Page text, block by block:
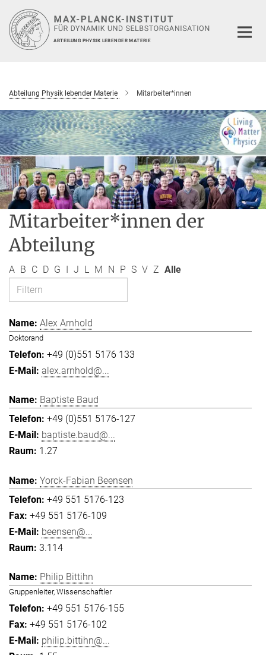
Hauptinhalt
ABTEILUNG PHYSIK LEBENDER MATERIE
Abteilung Physik lebender Materie Mitarbeiter*innen
Mitarbeiter*innen der
Abteilung
A B C D G I J L M N P S V Z Alle
Alex Arnhold
Doktorand
+49 (0)551 5176 133
alex.arnhold@...
Baptiste Baud
+49 (0)551 5176-127
baptiste.baud@...
1.27
Yorck-Fabian Beensen
+49 551 5176-123
+49 551 5176-109
beensen@...
3.114
Philip Bittihn
Gruppenleiter, Wissenschaftler
+49 551 5176-155
+49 551 5176-102
philip.bittihn@...